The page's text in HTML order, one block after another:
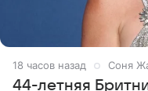
18 часов назад Соня
44-летняя